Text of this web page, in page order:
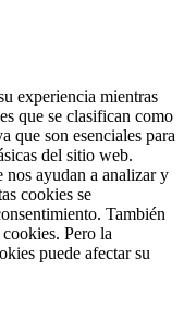
experiencia mientras
que se clasifican como
que son esenciales para
del sitio web.
nos ayudan a analizar y
cookies se
También
Pero la
puede afectar su